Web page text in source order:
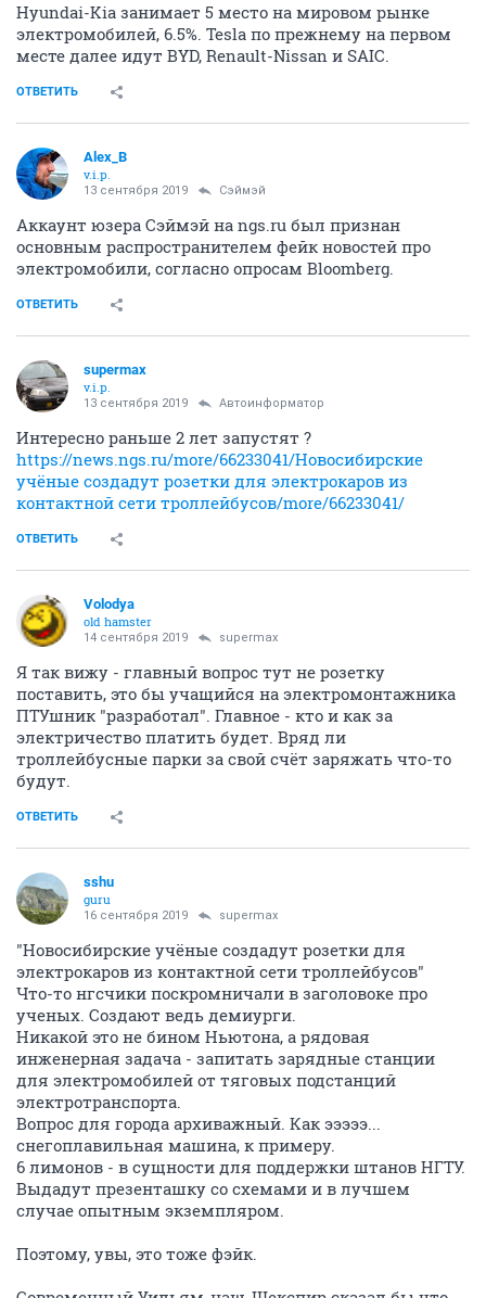
Hyundai-Kia занимает 5 место на мировом рынке
электромобилей, 6.5%. Tesla по прежнему на первом
месте далее идут BYD, Renault-Nissan и SAIC.
ОТВЕТИТЬ
Alex_B
v.i.p.
13 сентября 2019 Сэймэй
Аккаунт юзера Сэймэй на ngs.ru был признан
основным распространителем фейк новостей про
электромобили, согласно опросам Bloomberg.
ОТВЕТИТЬ
supermax
v.i.p.
13 сентября 2019 Автоинформатор
Интересно раньше 2 лет запустят ?
https://news.ngs.ru/more/66233041/Новосибирские
учёные создадут розетки для электрокаров из
контактной сети троллейбусов/more/66233041/
ОТВЕТИТЬ
Volodya
old hamster
14 сентября 2019 supermax
Я так вижу - главный вопрос тут не розетку
поставить, это бы учащийся на электромонтажника
ПТУшник "разработал". Главное - кто и как за
электричество платить будет. Вряд ли
троллейбусные парки за свой счёт заряжать что-то
будут.
ОТВЕТИТЬ
sshu
guru
16 сентября 2019 supermax
"Новосибирские учёные создадут розетки для
электрокаров из контактной сети троллейбусов"
Что-то нгсчики поскромничали в заголовоке про
ученых. Создают ведь демиурги.
Никакой это не бином Ньютона, а рядовая
инженерная задача - запитать зарядные станции
для электромобилей от тяговых подстанций
электротранспорта.
Вопрос для города архиважный. Как эээээ...
снегоплавильная машина, к примеру.
6 лимонов - в сущности для поддержки штанов НГТУ.
Выдадут презенташку со схемами и в лучшем
случае опытным экземпляром.
Поэтому, увы, это тоже фэйк.